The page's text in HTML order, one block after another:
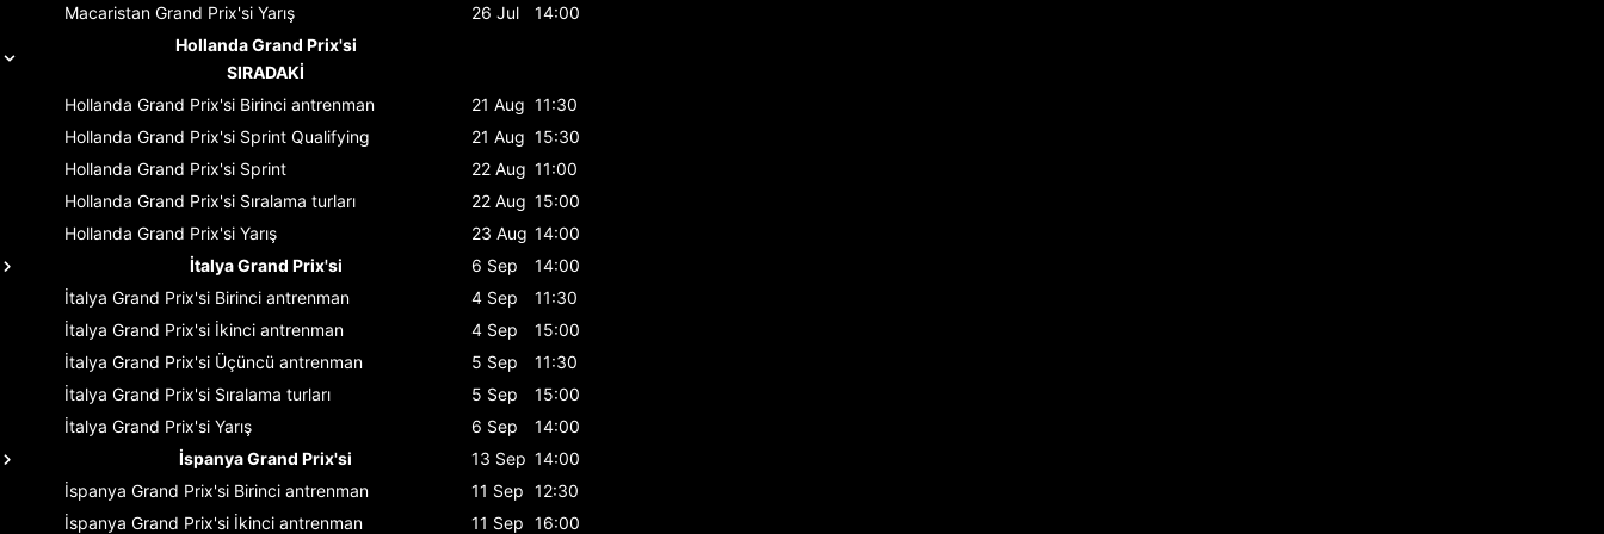
Macaristan Grand Prix'si Yarış 26 Jul
14:00
Hollanda Grand Prix'si
SIRADAKİ
Hollanda Grand Prix'si Birinci antrenman 21 Aug 11:30
Hollanda Grand Prix'si Sprint Qualifying 21 Aug 15:30
Hollanda Grand Prix'si Sprint 22 Aug 11:00
Hollanda Grand Prix'si Sıralama turları 22 Aug 15:00
Hollanda Grand Prix'si Yarış 23 Aug 14:00
İtalya Grand Prix'si
6 Sep
14:00
İtalya Grand Prix'si Birinci antrenman 4 Sep
11:30
İtalya Grand Prix'si İkinci antrenman 4 Sep
15:00
İtalya Grand Prix'si Üçüncü antrenman 5 Sep
11:30
İtalya Grand Prix'si Sıralama turları 5 Sep
15:00
İtalya Grand Prix'si Yarış 6 Sep
14:00
İspanya Grand Prix'si
13 Sep 14:00
İspanya Grand Prix'si Birinci antrenman 11 Sep 12:30
İspanya Grand Prix'si İkinci antrenman 11 Sep 16:00